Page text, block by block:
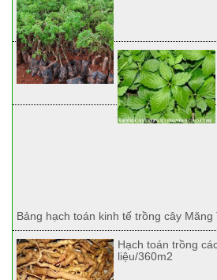
Bảng hạch toán kinh tế trồng cây Măng
Hạch toán trồng
liệu/360m2